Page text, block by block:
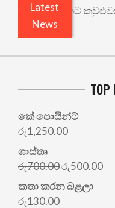
Latest
News
යථාර්ථයකට කවුළුවක්
TOP
කේ පොයින්ට්
රු1,250.00
ශාස්තෘ
රු700.00Original
price
was:
රු500.00
කතා කරන බළලා
රු130.00